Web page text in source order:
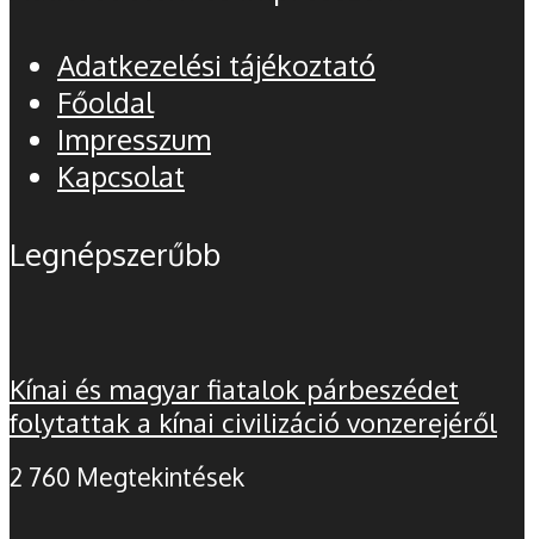
Adatkezelési tájékoztató
Főoldal
Impresszum
Kapcsolat
Legnépszerűbb
Kínai és magyar fiatalok párbeszédet
folytattak a kínai civilizáció vonzerejéről
2 760 Megtekintések